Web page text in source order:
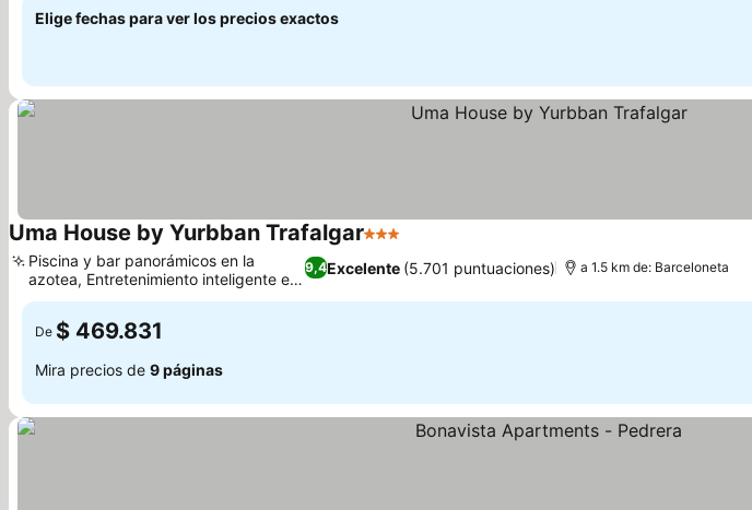
Elige fechas para ver los precios exactos
Uma House by Yurbban Trafalgar3 Estrellas
9,4Excelente (5.701 puntuaciones)
Piscina y bar panorámicos en la
azotea, Entretenimiento inteligente en
la habitación
a 1.5 km de: Barceloneta
De $ 469.831
Mira precios de 9 páginas